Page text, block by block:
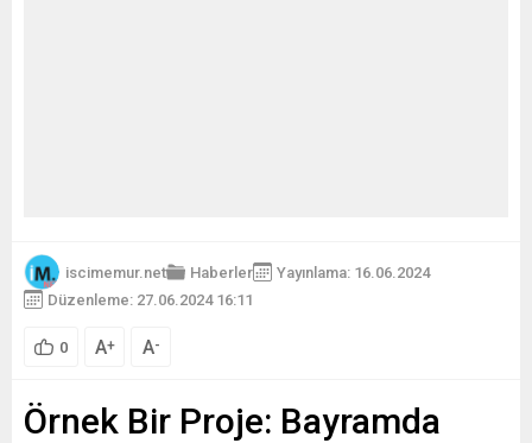
iscimemur.net Haberler
Yayınlama: 16.06.2024
Düzenleme: 27.06.2024 16:11
0 A+ A-
Örnek Bir Proje: Bayramda